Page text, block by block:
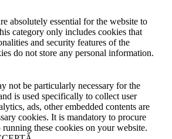
absolutely essential for the website to
category only includes cookies that
and security features of the
do not store any personal information.
not be particularly necessary for the
is used specifically to collect user
ads, other embedded contents are
cookies. It is mandatory to procure
running these cookies on your website.